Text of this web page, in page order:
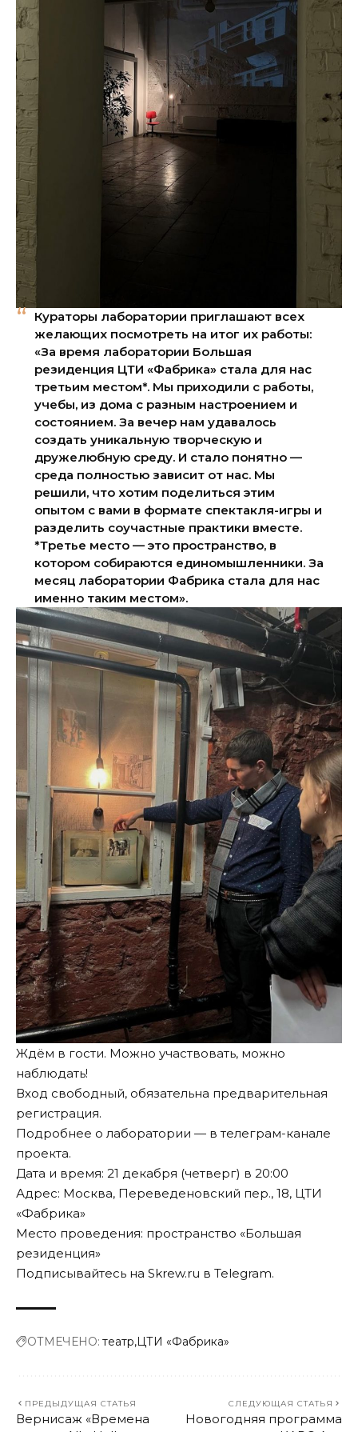
Кураторы лаборатории приглашают всех
желающих посмотреть на итог их работы:
«За время лаборатории Большая
резиденция ЦТИ «Фабрика» стала для нас
третьим местом*. Мы приходили с работы,
учебы, из дома с разным настроением и
состоянием. За вечер нам удавалось
создать уникальную творческую и
дружелюбную среду. И стало понятно —
среда полностью зависит от нас. Мы
решили, что хотим поделиться этим
опытом с вами в формате спектакля-игры и
разделить соучастные практики вместе.
*Третье место — это пространство, в
котором собираются единомышленники. За
месяц лаборатории Фабрика стала для нас
именно таким местом».
Ждём в гости. Можно участвовать, можно
наблюдать!
Вход свободный, обязательна предварительная
регистрация.
Подробнее о лаборатории — втелеграм-канале
проекта.
Дата и время: 21 декабря (четверг) в 20:00
Адрес: Москва, Переведеновский пер., 18, ЦТИ
«Фабрика»
Место проведения: пространство «Большая
резиденция»
Подписывайтесь на Skrew.ru в Telegram.
ОТМЕЧЕНО: театр ЦТИ «Фабрика»
ПРЕДЫДУЩАЯ СТАТЬЯ
Вернисаж «Времена
СЛЕДУЮЩАЯ СТАТЬЯ
Новогодняя программа